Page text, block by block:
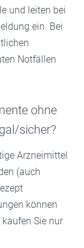
und leiten bei
ein. Bei
Notfällen
ohne
sicher?
Arzneimittel
(auch
können
Sie nur